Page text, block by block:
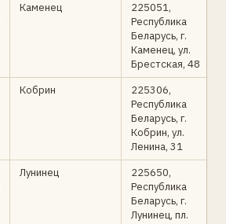
Каменец
225051,
Республика
Беларусь, г.
Каменец, ул.
Брестская, 48
Кобрин
225306,
Республика
Беларусь, г.
Кобрин, ул.
Ленина, 31
Лунинец
225650,
Республика
Беларусь, г.
Лунинец, пл.